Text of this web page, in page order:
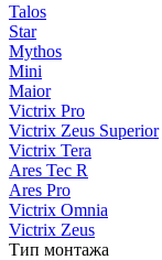
Talos
Star
Mythos
Mini
Maior
Victrix Pro
Victrix Zeus Superior
Victrix Tera
Ares Tec R
Ares Pro
Victrix Omnia
Victrix Zeus
Тип монтажа